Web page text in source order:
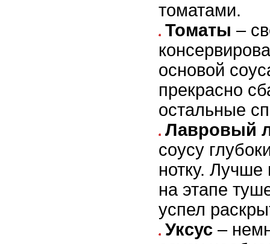
томатами.
Томаты –
основой
прекрасно
остальные
Лавровый
соусу
нотку. Лучше
на этапе
успел
Уксус –